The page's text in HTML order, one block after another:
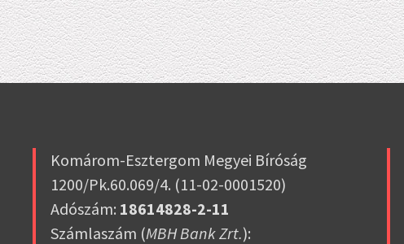
Komárom-Esztergom Megyei Bíróság
1200/Pk.60.069/4. (11-02-0001520)
Adószám: 18614828-2-11
Számlaszám (MBH Bank Zrt.):